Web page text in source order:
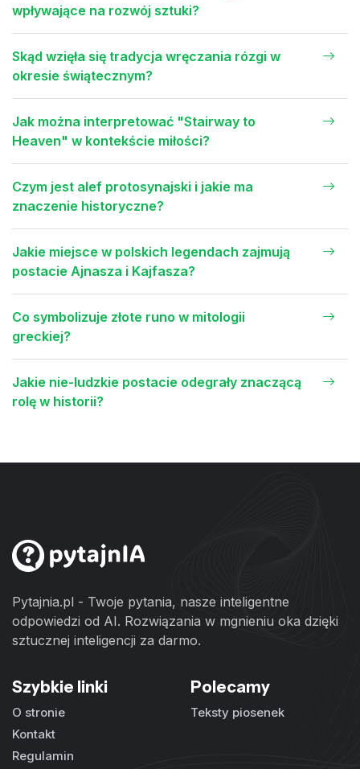
wpływające na rozwój sztuki?
Skąd wzięła się tradycja wręczania rózgi w
okresie świątecznym?
Jak można interpretować "Stairway to
Heaven" w kontekście miłości?
Czym jest alef protosynajski i jakie ma
znaczenie historyczne?
Jakie miejsce w polskich legendach zajmują
postacie Ajnasza i Kajfasza?
Co symbolizuje złote runo w mitologii
greckiej?
Jakie nie-ludzkie postacie odegrały znaczącą
rolę w historii?
Pytajnia.pl - Twoje pytania, nasze inteligentne
odpowiedzi od AI. Rozwiązania w mgnieniu oka dzięki
sztucznej inteligencji za darmo.
Szybkie linki
O stronie
Kontakt
Regulamin
Polecamy
Teksty piosenek